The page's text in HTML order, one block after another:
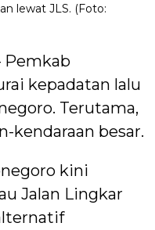
lewat JLS. (Foto:
kepadatan lalu
Terutama,
kendaraan besar.
kini
Jalan Lingkar